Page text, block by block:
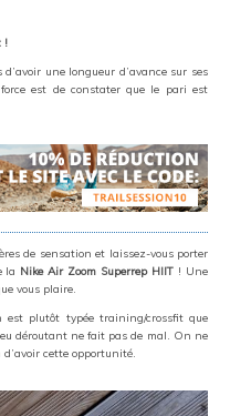
!
d’avoir une longueur d’avance sur ses
est de constater que le pari est
de sensation et laissez-vous porter
la Nike Air Zoom Superrep HIIT ! Une
vous plaire.
est plutôt typée training/crossfit que
déroutant ne fait pas de mal. On ne
cette opportunité.